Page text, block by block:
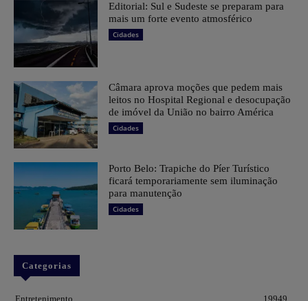
Editorial: Sul e Sudeste se preparam para
mais um forte evento atmosférico
Cidades
Câmara aprova moções que pedem mais
leitos no Hospital Regional e desocupação
de imóvel da União no bairro América
Cidades
Porto Belo: Trapiche do Píer Turístico
ficará temporariamente sem iluminação
para manutenção
Cidades
Categorias
Entretenimento 19949